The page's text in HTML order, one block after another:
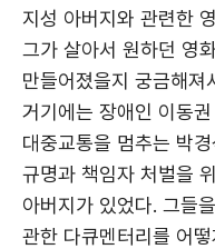
지성 아버지와 관련한
그가 살아서 원하던 영
만들어졌을지 궁금해져
거기에는 장애인 이동
대중교통을 멈추는 박
규명과 책임자 처벌을
아버지가 있었다. 그들
관한 다큐멘터리를 어